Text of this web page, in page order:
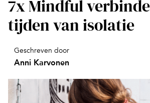
7x Mindful
tijden van isolatie
Geschreven door
Anni Karvonen